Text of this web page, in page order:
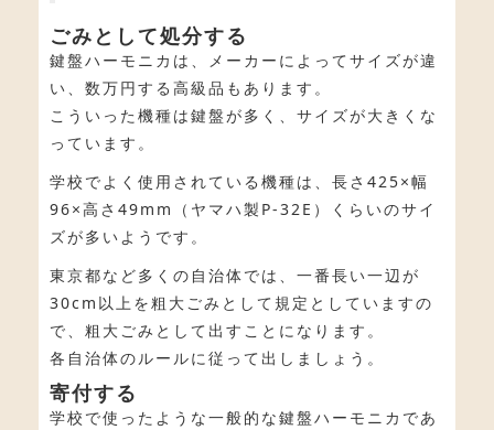
ごみとして処分する
鍵盤ハーモニカは、メーカーによってサイズが違
い、数万円する高級品もあります。
こういった機種は鍵盤が多く、サイズが大きくな
っています。
学校でよく使用されている機種は、長さ425×幅
96×高さ49mm（ヤマハ製P-32E）くらいのサイ
ズが多いようです。
東京都など多くの自治体では、一番長い一辺が
30cm以上を粗大ごみとして規定としていますの
で、粗大ごみとして出すことになります。
各自治体のルールに従って出しましょう。
寄付する
学校で使ったような一般的な鍵盤ハーモニカであ